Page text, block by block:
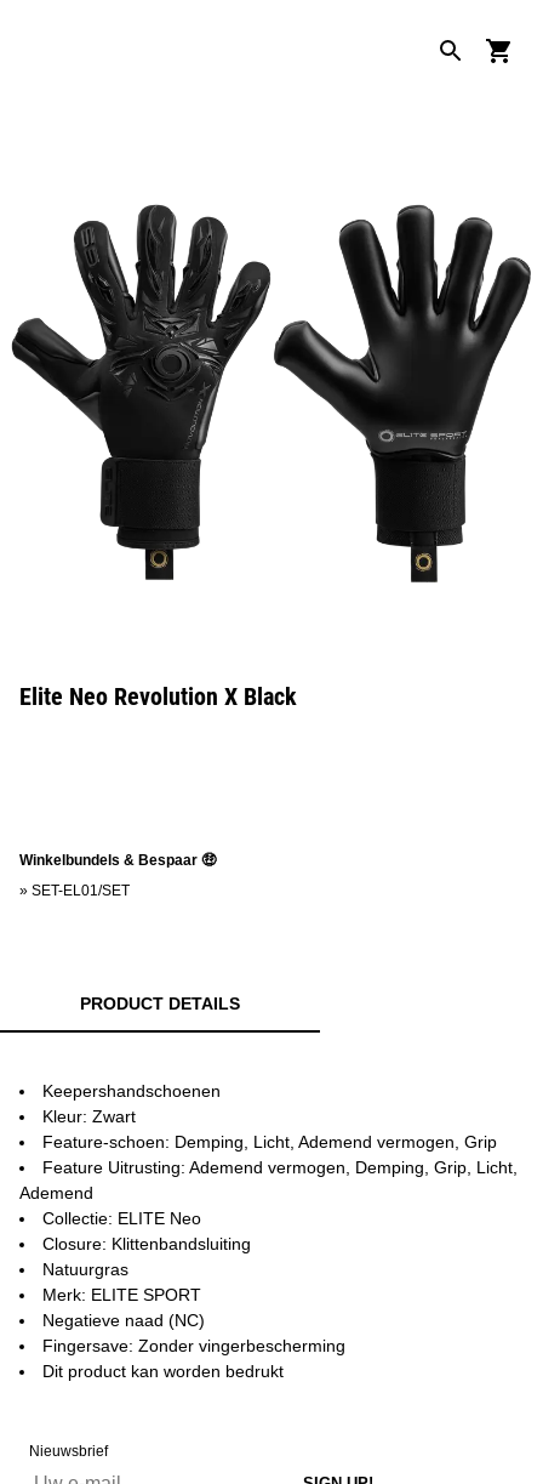
Elite Neo Revolution X Black
Winkelbundels & Bespaar 🤑
» SET-EL01/SET
PRODUCT DETAILS
Keepershandschoenen
Kleur: Zwart
Feature-schoen: Demping, Licht, Ademend vermogen, Grip
Feature Uitrusting: Ademend vermogen, Demping, Grip, Licht,
Ademend
Collectie: ELITE Neo
Closure: Klittenbandsluiting
Natuurgras
Merk: ELITE SPORT
Negatieve naad (NC)
Fingersave: Zonder vingerbescherming
Dit product kan worden bedrukt
Nieuwsbrief